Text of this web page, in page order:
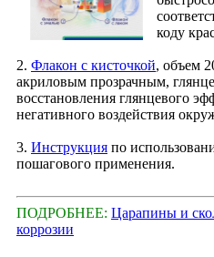
коду
2. Флакон с кисточкой, объем
акриловым прозрачным,
восстановления глянцевого
негативного воздействия
3. Инструкция по
пошагового применения.
ПОДРОБНЕЕ: Царапины и
коррозии